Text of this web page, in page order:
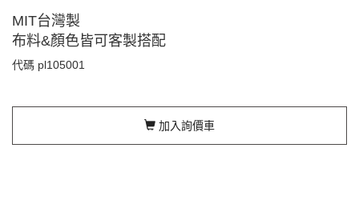
MIT台灣製
布料&顏色皆可客製搭配
代碼 pl105001
加入詢價車